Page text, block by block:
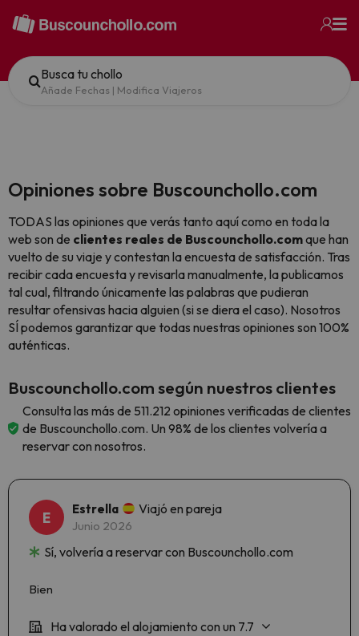
Busca tu chollo
Añade Fechas | Modifica Viajeros
Opiniones sobre Buscounchollo.com
TODAS las opiniones que verás tanto aquí como en toda la
web son de clientes reales de Buscounchollo.comque han
vuelto de su viaje y contestan la encuesta de satisfacción. Tras
recibir cada encuesta y revisarla manualmente, la publicamos
tal cual, filtrando únicamente las palabras que pudieran
resultar ofensivas hacia alguien (si se diera el caso). Nosotros
SÍ podemos garantizar que todas nuestras opiniones son 100%
auténticas.
Buscounchollo.com según nuestros clientes
Consulta las más de 511.212 opiniones verificadas de clientes
de Buscounchollo.com. Un 98% de los clientes volvería a
reservar con nosotros.